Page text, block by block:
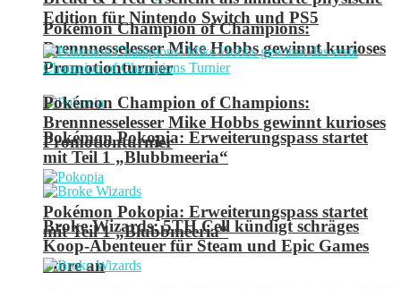
Pokémon Champion of Champions:
Brennnesselesser Mike Hobbs gewinnt kurioses
Promotionturnier
Pokémon Pokopia: Erweiterungspass startet
mit Teil 1 „Blubbmeeria“
Broke Wizards: 5TH Cell kündigt schräges
Koop-Abenteuer für Steam und Epic Games
Store an
Edition für Nintendo Switch und PS5
Pokémon Champion of Champions:
Brennnesselesser Mike Hobbs gewinnt kurioses
Promotionturnier
Pokémon Pokopia: Erweiterungspass startet
mit Teil 1 „Blubbmeeria“